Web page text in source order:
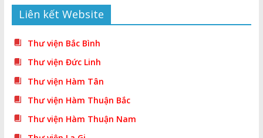
Liên kết Website
Thư viện Bắc Bình
Thư viện Đức Linh
Thư viện Hàm Tân
Thư viện Hàm Thuận Bắc
Thư viện Hàm Thuận Nam